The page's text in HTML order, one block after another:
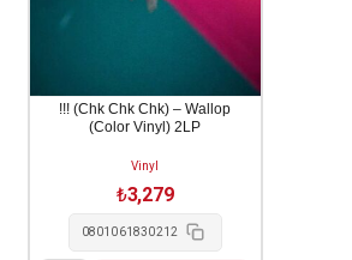
1LP!!! (Chk Chk Chk) – Wallop
(Color Vinyl) 2LP
Vinyl
₺3,279
0801061830212